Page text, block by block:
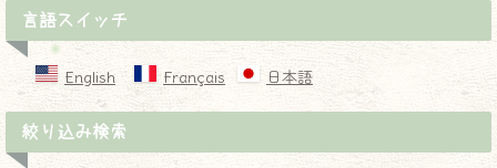
言語スイッチ
English Français 日本語
絞り込み検索